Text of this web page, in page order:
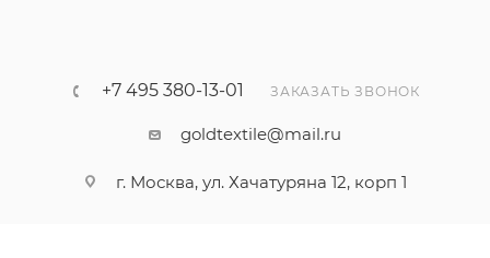
+7 495 380-13-01 ЗАКАЗАТЬ ЗВОНОК
goldtextile@mail.ru
г. Москва, ул. Хачатуряна 12, корп 1